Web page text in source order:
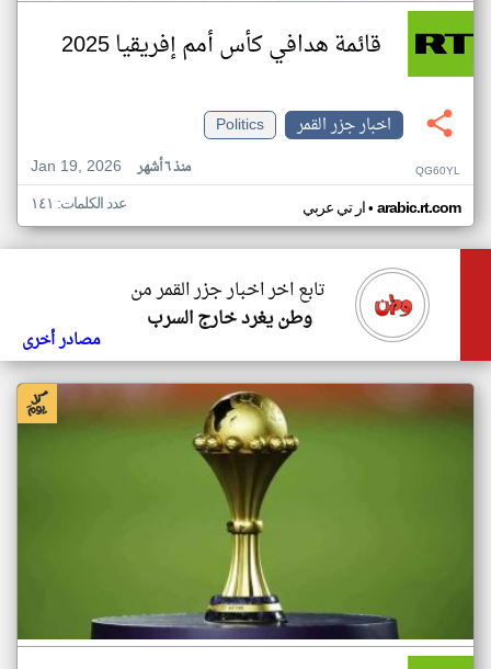
قائمة هدافي كأس أمم إفريقيا 2025
اخبار جزر القمر
Politics
Jan 19, 2026
منذ ٦ أشهر QG60YL
ار تي عربي• arabic.rt.com عدد الكلمات: ١٤١
تابع اخر اخبار جزر القمر من
وطن يغرد خارج السرب
مصادر أخرى